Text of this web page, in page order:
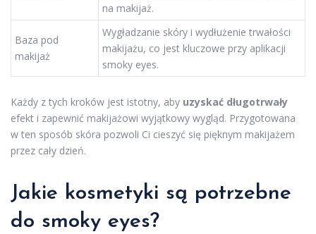
na makijaż.
Baza pod
makijaż
Wygładzanie skóry i wydłużenie trwałości
makijażu, co jest kluczowe przy aplikacji
smoky eyes.
Każdy z tych kroków jest istotny, aby uzyskać długotrwały
efekt i zapewnić makijażowi wyjątkowy wygląd. Przygotowana
w ten sposób skóra pozwoli Ci cieszyć się pięknym makijażem
przez cały dzień.
Jakie kosmetyki są potrzebne
do smoky eyes?